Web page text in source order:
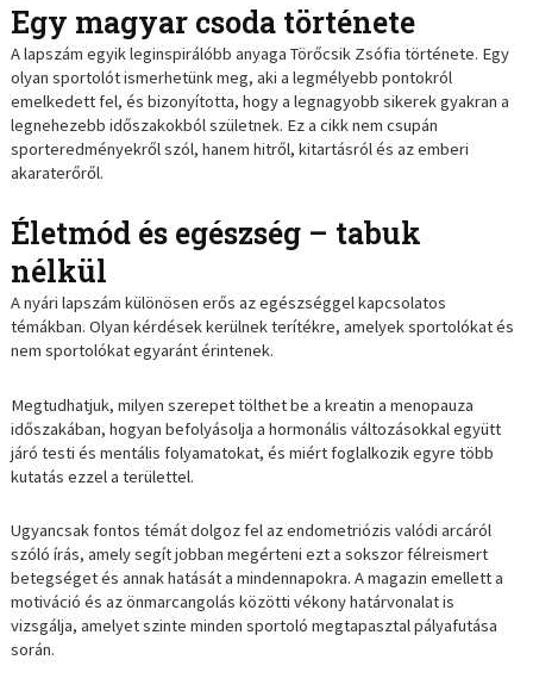
Egy magyar csoda története
A lapszám egyik leginspirálóbb anyaga Törőcsik Zsófia története. Egy
olyan sportolót ismerhetünk meg, aki a legmélyebb pontokról
emelkedett fel, és bizonyította, hogy a legnagyobb sikerek gyakran a
legnehezebb időszakokból születnek. Ez a cikk nem csupán
sporteredményekről szól, hanem hitről, kitartásról és az emberi
akaraterőről.
Életmód és egészség – tabuk
nélkül
A nyári lapszám különösen erős az egészséggel kapcsolatos
témákban. Olyan kérdések kerülnek terítékre, amelyek sportolókat és
nem sportolókat egyaránt érintenek.
Megtudhatjuk, milyen szerepet tölthet be a kreatin a menopauza
időszakában, hogyan befolyásolja a hormonális változásokkal együtt
járó testi és mentális folyamatokat, és miért foglalkozik egyre több
kutatás ezzel a területtel.
Ugyancsak fontos témát dolgoz fel az endometriózis valódi arcáról
szóló írás, amely segít jobban megérteni ezt a sokszor félreismert
betegséget és annak hatását a mindennapokra. A magazin emellett a
motiváció és az önmarcangolás közötti vékony határvonalat is
vizsgálja, amelyet szinte minden sportoló megtapasztal pályafutása
során.